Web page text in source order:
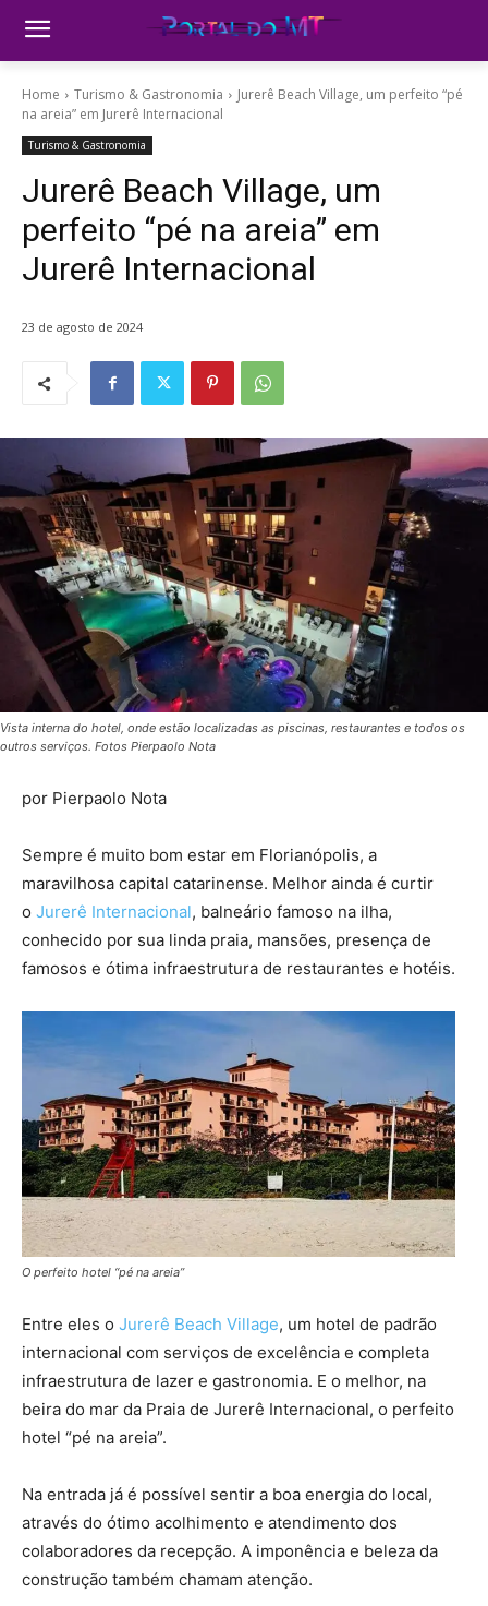
Home Turismo & Gastronomia
Jurerê Beach Village, um perfeito “pé
na areia” em Jurerê Internacional
Turismo & Gastronomia
Jurerê Beach Village, um
perfeito “pé na areia” em
Jurerê Internacional
23 de agosto de 2024
Vista interna do hotel, onde estão localizadas as piscinas, restaurantes e todos os
outros serviços. Fotos Pierpaolo Nota
por Pierpaolo Nota
Sempre é muito bom estar em Florianópolis, a
maravilhosa capital catarinense. Melhor ainda é curtir
o Jurerê Internacional, balneário famoso na ilha,
conhecido por sua linda praia, mansões, presença de
famosos e ótima infraestrutura de restaurantes e hotéis.
O perfeito hotel “pé na areia”
Entre eles o Jurerê Beach Village, um hotel de padrão
internacional com serviços de excelência e completa
infraestrutura de lazer e gastronomia. E o melhor, na
beira do mar da Praia de Jurerê Internacional, o perfeito
hotel “pé na areia”.
Na entrada já é possível sentir a boa energia do local,
através do ótimo acolhimento e atendimento dos
colaboradores da recepção. A imponência e beleza da
construção também chamam atenção.